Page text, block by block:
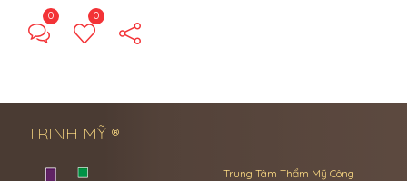
0 0
TRINH MỸ ®
Trung Tâm Thẩm Mỹ Công